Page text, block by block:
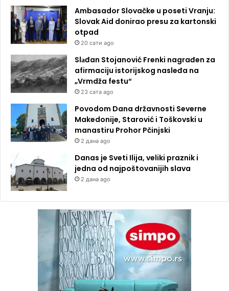
Ambasador Slovačke u poseti Vranju:
Slovak Aid donirao presu za kartonski
otpad
20 сати ago
Slаđan Stojanović Frenki nagrađen za
afirmaciju istorijskog nasleđa na
„Vrmdža festu“
23 сата ago
Povodom Dana državnosti Severne
Makedonije, Starović i Toškovski u
manastiru Prohor Pčinjski
2 дана ago
Danas je Sveti Ilija, veliki praznik i
jedna od najpoštovanijih slava
2 дана ago